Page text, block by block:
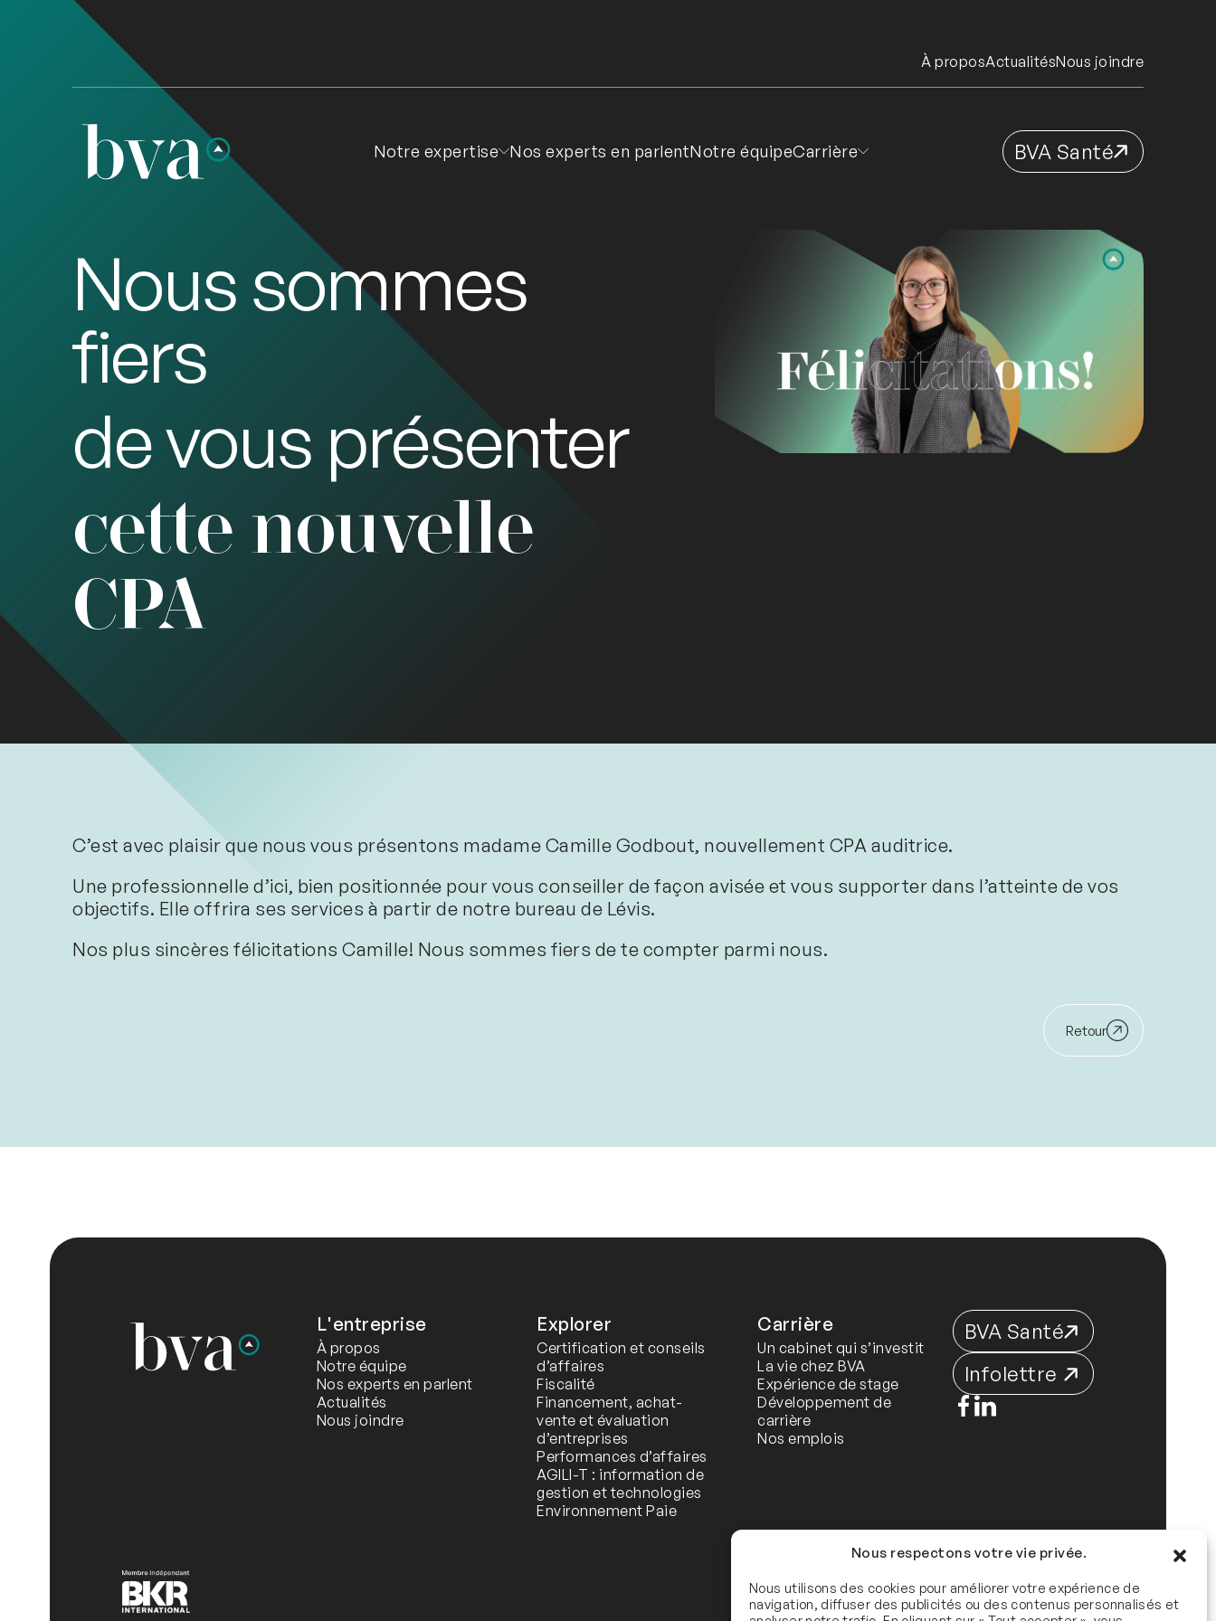
Nous respectons votre vie privée.
Nous utilisons des cookies pour améliorer votre expérience de
navigation, diffuser des publicités ou des contenus personnalisés et
À proposActualitésNous joindre
Notre expertise Nos experts en parlentNotre équipeCarrière BVA Santé
Nous sommes
fiers
de vous présenter
cette nouvelle
CPA
C’est avec plaisir que nous vous présentons madame Camille Godbout, nouvellement CPA auditrice.
Une professionnelle d’ici, bien positionnée pour vous conseiller de façon avisée et vous supporter dans l’atteinte de vos
objectifs. Elle offrira ses services à partir de notre bureau de Lévis.
Nos plus sincères félicitations Camille! Nous sommes fiers de te compter parmi nous.
Retour
L'entreprise
À propos
Notre équipe
Nos experts en parlent
Actualités
Nous joindre
Explorer
Certification et conseils
d’affaires
Fiscalité
Financement, achat-
vente et évaluation
d’entreprises
Performances d’affaires
AGILI-T : information de
gestion et technologies
Environnement Paie
Carrière
Un cabinet qui s’investit
La vie chez BVA
Expérience de stage
Développement de
carrière
Nos emplois
BVA Santé
Infolettre